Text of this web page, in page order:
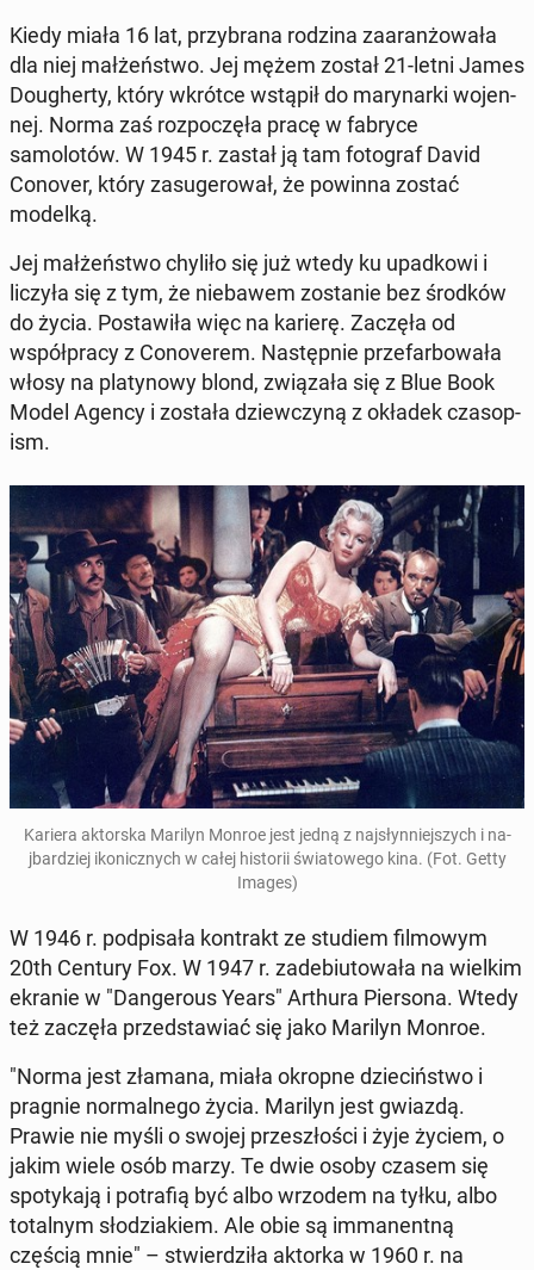
Kiedy miała 16 lat, przy­brana rodzina zaaranżowała
dla niej małżeńst­wo. Jej mężem został 21-letni James
Dougher­ty, który wkrótce wstąpił do mary­nar­ki wo­jen­
nej. Norma zaś rozpoczęła pracę w fabryce
samolotów. W 1945 r. zastał ją tam fo­tograf David
Conover, który za­sug­erował, że powinna zostać
modelką.
Jej małżeńst­wo chyliło się już wtedy ku upad­kowi i
liczyła się z tym, że niebawem zostanie bez środków
do życia. Postaw­iła więc na karierę. Zaczęła od
współpra­cy z Conoverem. Następ­nie prze­far­bowała
włosy na platynowy blond, związa­ła się z Blue Book
Model Agency i została dziew­czyną z okładek cza­sop­
ism.
Kariera ak­tors­ka Marilyn Monroe jest jedną z na­jsłyn­niejszych i na­
jbardziej ikon­icznych w całej his­torii świa­towego kina. (Fot. Getty
Images)
W 1946 r. pod­pisała kon­trakt ze studiem fil­mowym
20th Century Fox. W 1947 r. zade­bi­u­towała na wielkim
ekranie w "Dan­ger­ous Years" Arthura Pier­sona. Wtedy
też zaczęła przed­staw­iać się jako Marilyn Monroe.
"Norma jest złamana, miała okropne dziecińst­wo i
pragnie nor­mal­nego życia. Marilyn jest gwiazdą.
Prawie nie myśli o swojej przeszłoś­ci i żyje życiem, o
jakim wiele osób marzy. Te dwie osoby czasem się
spo­tyka­ją i po­trafią być albo wrzodem na tyłku, albo
to­tal­nym słodzi­akiem. Ale obie są im­ma­nent­ną
częścią mnie" – stwierdz­iła aktorka w 1960 r. na